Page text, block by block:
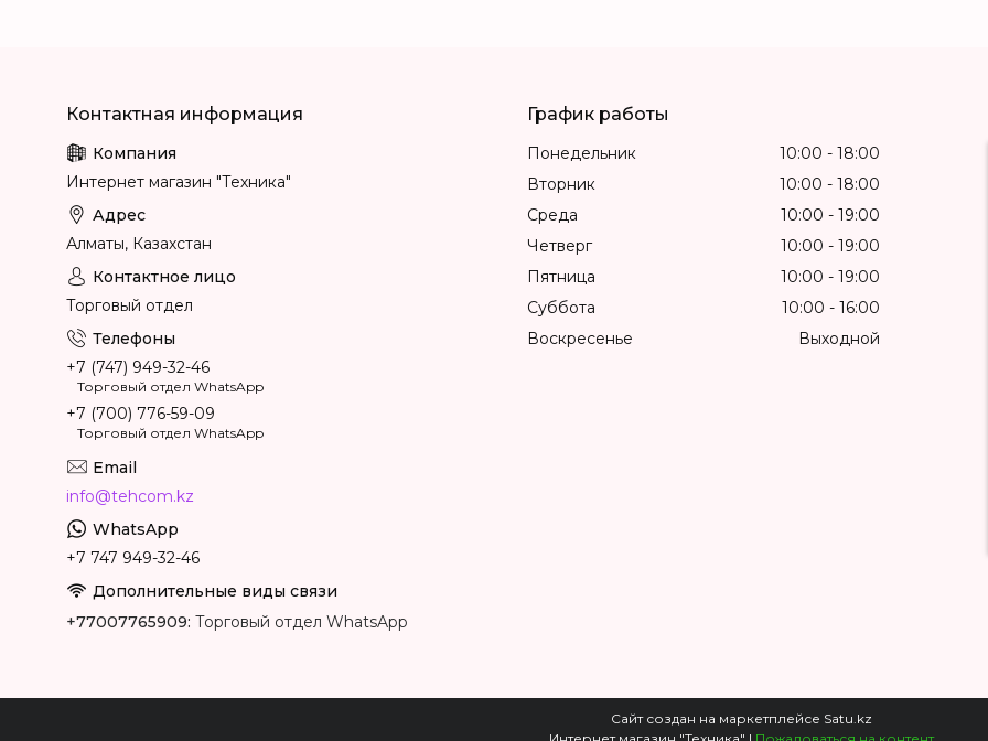
Интернет магазин "Техника"
Алматы, Казахстан
Торговый отдел
+7 (747) 949-32-46
Торговый отдел WhatsApp
+7 (700) 776-59-09
Торговый отдел WhatsApp
info@tehcom.kz
+7 747 949-32-46
+77007765909 Торговый отдел WhatsApp
График работы
Понедельник 10:00
18:00
Вторник
10:00
18:00
Среда
10:00
19:00
Четверг
10:00
19:00
Пятница
10:00
19:00
Суббота
10:00
16:00
Воскресенье
Выходной
Сайт создан на маркетплейсе Satu.kz